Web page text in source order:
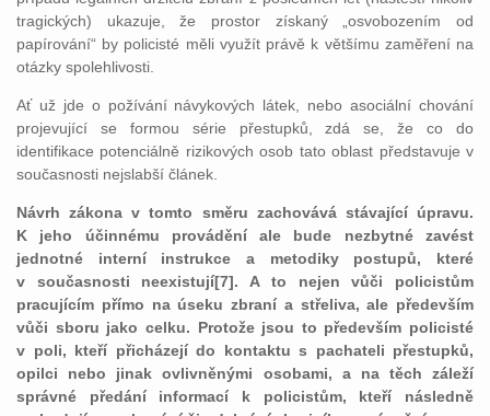
tragických) ukazuje, že prostor získaný „osvobozením od
papírování“ by policisté měli využít právě k většímu zaměření na
otázky spolehlivosti.
Ať už jde o požívání návykových látek, nebo asociální chování
projevující se formou série přestupků, zdá se, že co do
identifikace potenciálně rizikových osob tato oblast představuje v
současnosti nejslabší článek.
Návrh zákona v tomto směru zachovává stávající úpravu.
K jeho účinnému provádění ale bude nezbytné zavést
jednotné interní instrukce a metodiky postupů, které
v současnosti neexistují[7]. A to nejen vůči policistům
pracujícím přímo na úseku zbraní a střeliva, ale především
vůči sboru jako celku. Protože jsou to především policisté
v poli, kteří přicházejí do kontaktu s pachateli přestupků,
opilci nebo jinak ovlivněnými osobami, a na těch záleží
správné předání informací k policistům, kteří následně